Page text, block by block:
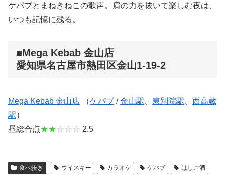
ケバブとまねきねこの歌声。肩の力を抜いて楽しむ夜は、
いつも記憶に残る。
■Mega Kebab 金山店
愛知県名古屋市熱田区金山1-19-2
Mega Kebab 金山店 （ケバブ /金山駅 東別院駅
西高蔵
駅）
昼総合点★★☆☆☆ 2.5
食べ歩き ウイスキー カラオケ ケバブ
はしご酒